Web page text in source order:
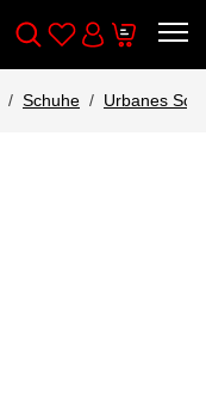
Wishlist
Cart
Schuhe Urbanes